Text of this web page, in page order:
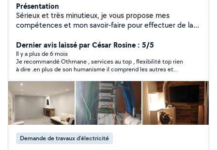
Présentation
Sérieux et très minutieux, je vous propose mes
compétences et mon savoir-faire pour effectuer de la
petits travaux en tout genre, de votre logement.
Dernier avis laissé par César Rosine : 5/5
Il y a plus de 6 mois
Je recommandé Othmane , services au top , flexibilité top rien
à dire .en plus de son humanisme il comprend les autres et
Merci Othmane. On se revoit très bientôt pour Terminer mon
chantier. J’oubliai cet artisan est multitâche un vrai couteau
suisse. Je suis très satisfaite 🙏🏼🙏🏼merci.
Demande de travaux d’électricité